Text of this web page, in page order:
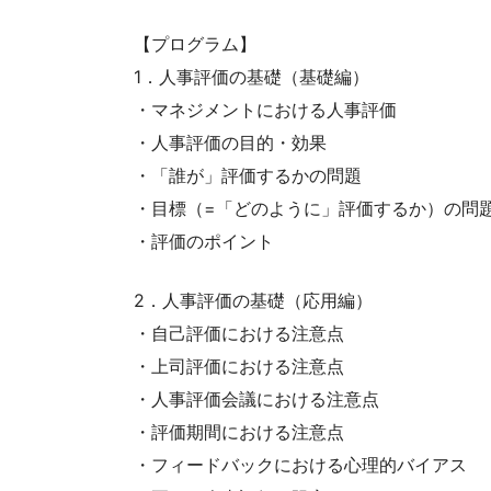
【プログラム】
1．人事評価の基礎（基礎編）
・マネジメントにおける人事評価
・人事評価の目的・効果
・「誰が」評価するかの問題
・目標（=「どのように」評価するか）の問
・評価のポイント
2．人事評価の基礎（応用編）
・自己評価における注意点
・上司評価における注意点
・人事評価会議における注意点
・評価期間における注意点
・フィードバックにおける心理的バイアス